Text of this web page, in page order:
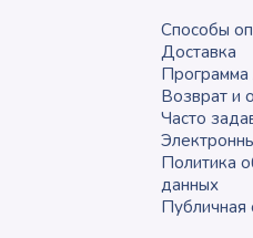
Способы
Доставка
Программа
Возврат и
Часто
Политика
данных